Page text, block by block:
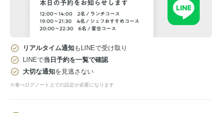
リアルタイム通知もLINEで受け取り
LINEで当日予約を一覧で確認
大切な通知を見逃さない
※食べログノート上での設定が必要になります